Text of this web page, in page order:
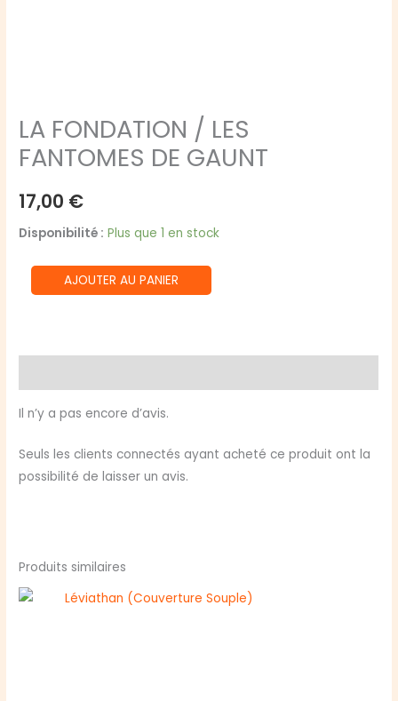
LA FONDATION / LES
FANTOMES DE GAUNT
17,00 €
Disponibilité : Plus que 1 en stock
quantité
de
LES
FANTOMES
GAUNT
AJOUTER AU PANIER
Il n’y a pas encore d’avis.
Seuls les clients connectés ayant acheté ce produit ont la
possibilité de laisser un avis.
Produits similaires